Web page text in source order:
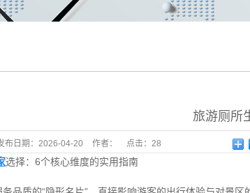
旅游厕所
布日期： 2026-04-20 作者： 点击： 28
选择：6个核心维度的实用指南